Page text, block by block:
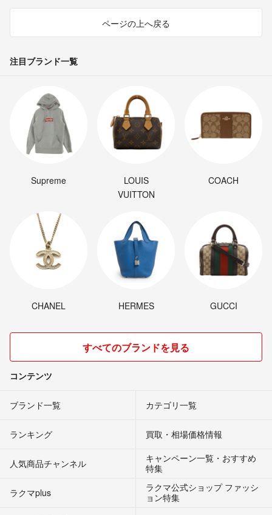
ページの上へ戻る
注目ブランド一覧
Supreme
LOUIS
VUITTON
COACH
CHANEL HERMES GUCCI
すべてのブランドを見る
コンテンツ
ブランド一覧 カテゴリ一覧
ランキング 買取・相場価格情報
人気商品チャンネル
キャンペーン一覧・おすすめ
特集
ラクマplus
ラクマ公式ショップ ファッシ
ョン特集